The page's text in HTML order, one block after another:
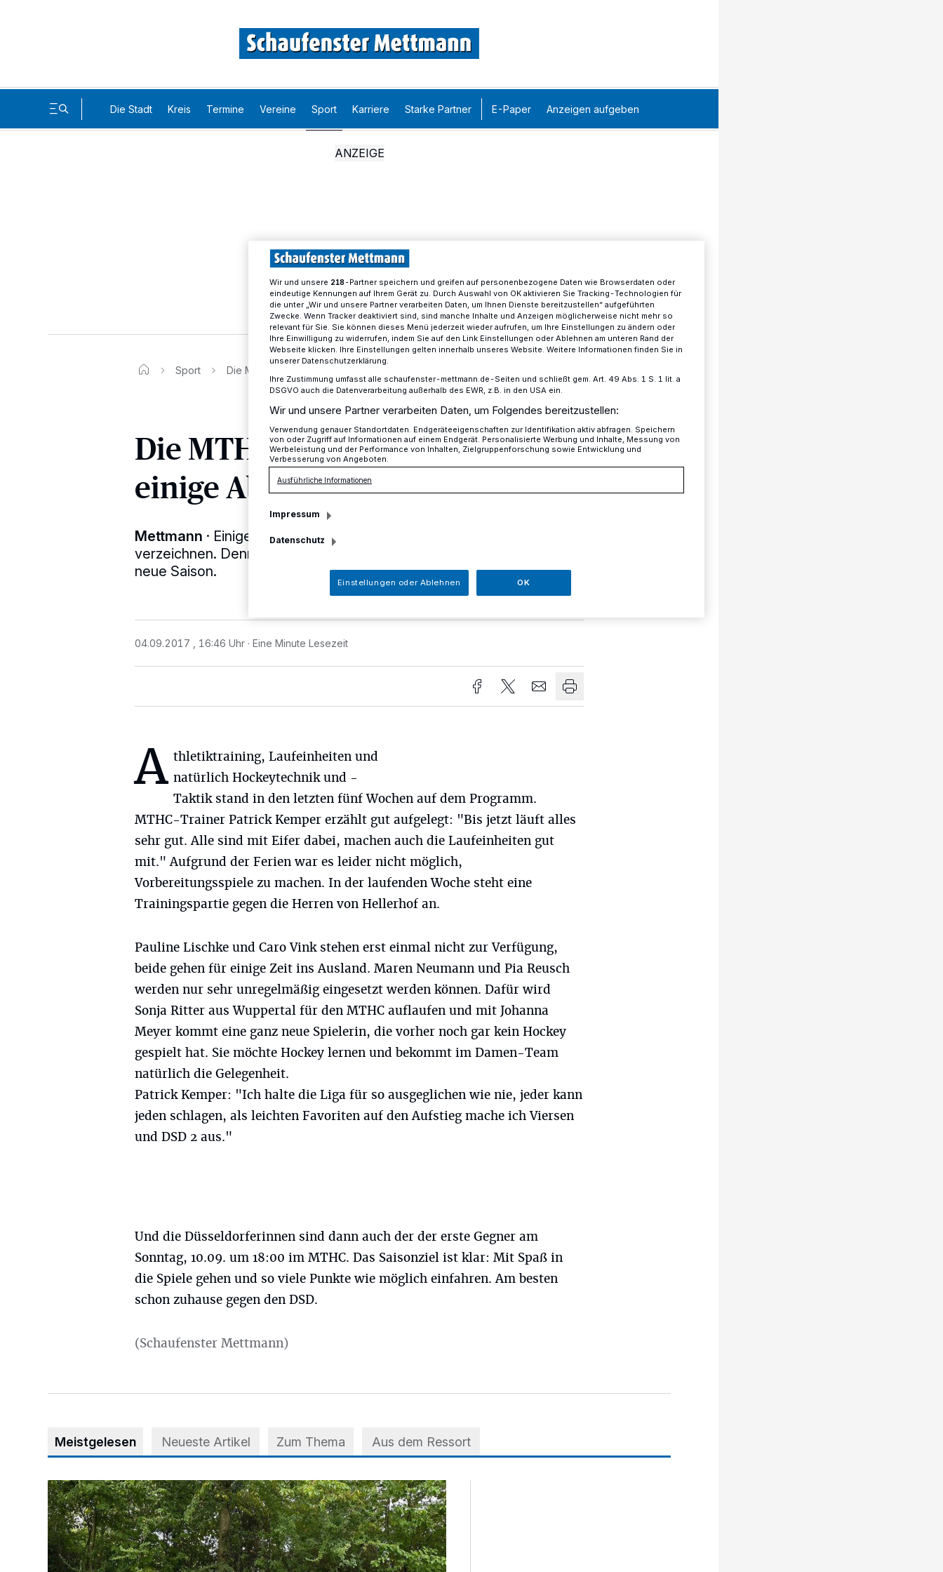
Die Stadt Kreis Termine Vereine Sport Karriere Starke Partner E-Paper Anzeigen aufgeben
Sport Die MTHC-Damen verzeichnen einige Abgänge
Die MTHC-Damen verzeichnen
einige Abgänge
Mettmann · Einige Abgänge sind bei den MTHC-Damen zu
verzeichnen. Dennoch geht die Mannschaft gut vorbereitet in die
neue Saison.
04.09.2017 , 16:46 Uhr Eine Minute Lesezeit
A thletiktraining, Laufeinheiten und
natürlich Hockeytechnik und -
Taktik stand in den letzten fünf Wochen auf dem Programm.
MTHC-Trainer Patrick Kemper erzählt gut aufgelegt: "Bis jetzt läuft alles
sehr gut. Alle sind mit Eifer dabei, machen auch die Laufeinheiten gut
mit." Aufgrund der Ferien war es leider nicht möglich,
Vorbereitungsspiele zu machen. In der laufenden Woche steht eine
Trainingspartie gegen die Herren von Hellerhof an.
Pauline Lischke und Caro Vink stehen erst einmal nicht zur Verfügung,
beide gehen für einige Zeit ins Ausland. Maren Neumann und Pia Reusch
werden nur sehr unregelmäßig eingesetzt werden können. Dafür wird
Sonja Ritter aus Wuppertal für den MTHC auflaufen und mit Johanna
Meyer kommt eine ganz neue Spielerin, die vorher noch gar kein Hockey
gespielt hat. Sie möchte Hockey lernen und bekommt im Damen-Team
natürlich die Gelegenheit.
Patrick Kemper: "Ich halte die Liga für so ausgeglichen wie nie, jeder kann
jeden schlagen, als leichten Favoriten auf den Aufstieg mache ich Viersen
und DSD 2 aus."
Und die Düsseldorferinnen sind dann auch der der erste Gegner am
Sonntag, 10.09. um 18:00 im MTHC. Das Saisonziel ist klar: Mit Spaß in
die Spiele gehen und so viele Punkte wie möglich einfahren. Am besten
schon zuhause gegen den DSD.
(Schaufenster Mettmann)
Meistgelesen Neueste Artikel Zum Thema Aus dem Ressort
Aus Grau wird Haltung
Wir und unsere 218-Partner speichern und greifen auf personenbezogene Daten wie Browserdaten oder
eindeutige Kennungen auf Ihrem Gerät zu. Durch Auswahl von OK aktivieren Sie Tracking-Technologien für
die unter „Wir und unsere Partner verarbeiten Daten, um Ihnen Dienste bereitzustellen“ aufgeführten
Zwecke. Wenn Tracker deaktiviert sind, sind manche Inhalte und Anzeigen möglicherweise nicht mehr so
relevant für Sie. Sie können dieses Menü jederzeit wieder aufrufen, um Ihre Einstellungen zu ändern oder
Ihre Einwilligung zu widerrufen, indem Sie auf den Link Einstellungen oder Ablehnen am unteren Rand der
Webseite klicken. Ihre Einstellungen gelten innerhalb unseres Website. Weitere Informationen finden Sie in
unserer Datenschutzerklärung.
Ihre Zustimmung umfasst alle schaufenster-mettmann.de-Seiten und schließt gem. Art. 49 Abs. 1 S. 1 lit. a
DSGVO auch die Datenverarbeitung außerhalb des EWR, z.B. in den USA ein.
Wir und unsere Partner verarbeiten Daten, um Folgendes bereitzustellen:
Verwendung genauer Standortdaten. Endgeräteeigenschaften zur Identifikation aktiv abfragen. Speichern
von oder Zugriff auf Informationen auf einem Endgerät. Personalisierte Werbung und Inhalte, Messung von
Werbeleistung und der Performance von Inhalten, Zielgruppenforschung sowie Entwicklung und
Verbesserung von Angeboten.
Ausführliche Informationen
Impressum
Datenschutz
Einstellungen oder Ablehnen OK